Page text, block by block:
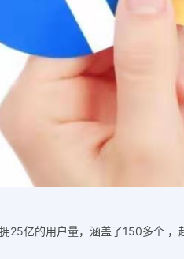
25亿的用户量，涵盖了150多个 ，